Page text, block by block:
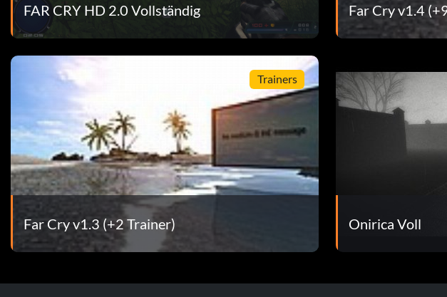
FAR CRY HD 2.0 Vollständig Far Cry v1.4
Trainers
Far Cry v1.3 (+2 Trainer) Onirica Voll